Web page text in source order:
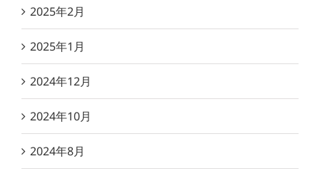
2025年2月
2025年1月
2024年12月
2024年10月
2024年8月